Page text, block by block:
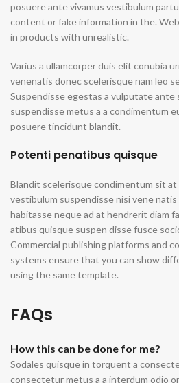
posuere ante vivamus vestibulum
content or fake information in the.
in products with unrealistic.
Varius a ullamcorper duis elit conubia
venenatis donec scelerisque nam leo
Suspendisse egestas a vulputate ante
suspendisse metus a a condimentum
posuere tincidunt blandit.
Potenti penatibus quisque
Blandit scelerisque condimentum sit
vestibulum suspendisse nisi vene
habitasse neque ad at hendrerit diam
atibus quisque suspen disse fusce
Commercial publishing platforms and
systems ensure that you can show
using the same template.
FAQs
How this can be done for me?
Sodales quisque in torquent a
consectetur metus a a interdum odio